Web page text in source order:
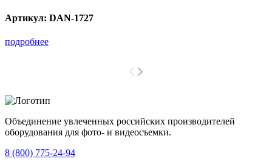
Артикул: DAN-1727
подробнее
Объединение увлеченных российских производителей
оборудования для фото- и видеосъемки.
8 (800) 775-24-94